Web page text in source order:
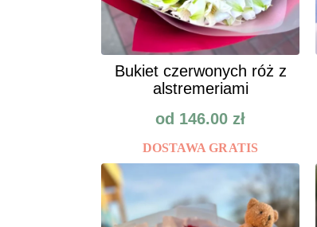
Bukiet czerwonych róż z
alstremeriami
od 146.00 zł
DOSTAWA GRATIS